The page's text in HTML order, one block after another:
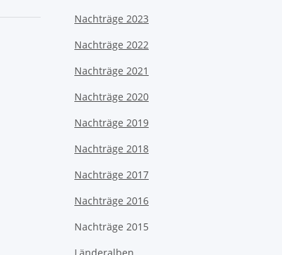
Nachträge 2023
Nachträge 2022
Nachträge 2021
Nachträge 2020
Nachträge 2019
Nachträge 2018
Nachträge 2017
Nachträge 2016
Nachträge 2015